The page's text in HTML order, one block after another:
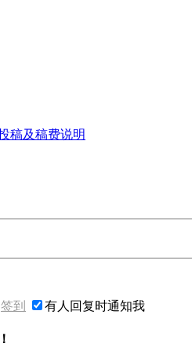
签到 有人回复时通知我